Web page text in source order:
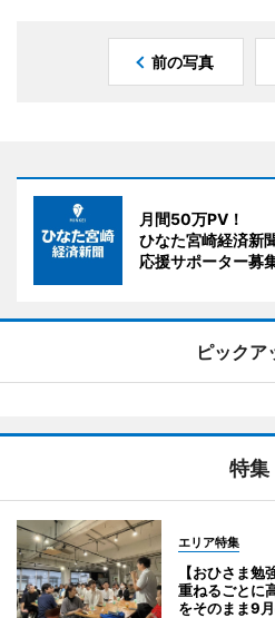
前の写真
月間50万PV！
ひなた宮崎経済新
応援サポーター募
ピックア
特集
エリア特集
【おひさま
重ねるごとに
をそのまま9